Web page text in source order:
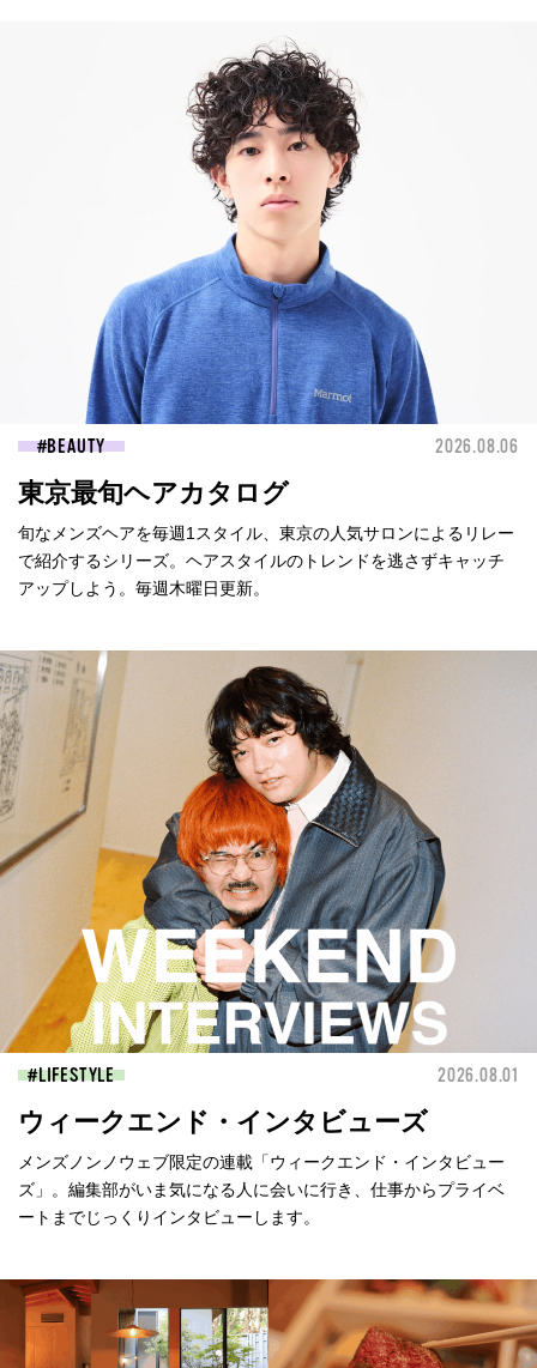
BEAUTY 2026.08.06
東京最旬ヘアカタログ
旬なメンズヘアを毎週1スタイル、東京の人気サロンによるリレー
で紹介するシリーズ。ヘアスタイルのトレンドを逃さずキャッチ
アップしよう。毎週木曜日更新。
LIFESTYLE 2026.08.01
ウィークエンド・インタビューズ
メンズノンノウェブ限定の連載「ウィークエンド・インタビュー
ズ」。編集部がいま気になる人に会いに行き、仕事からプライベ
ートまでじっくりインタビューします。